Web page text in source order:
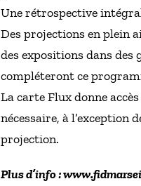
Une rétrospective
Des projections en plein
des expositions dans des
compléteront ce
La carte Flux donne
nécessaire, à l’exception
projection.
Plus d’info :